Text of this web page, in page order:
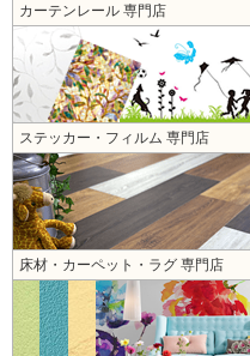
カーテンレール 専門店
ステッカー・フィルム 専門店
床材・カーペット・ラグ 専門店